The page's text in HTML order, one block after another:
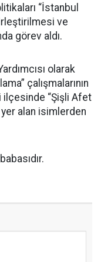
“İstanbul
ve
görev aldı.
olarak
çalışmalarının
ilçesinde “Şişli Afet
yer alan isimlerden